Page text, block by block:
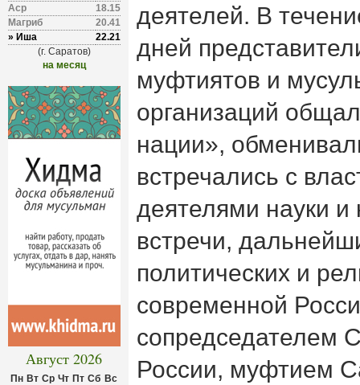
Аср
18.15
Магриб
20.41
» Иша
22.21
(г. Саратов)
на месяц
Август 2026
Пн Вт Ср Чт Пт Сб Вс
деятелей. В
дней
муфтиятов и
организаций
нации»,
встречались с
деятелями науки и
встречи,
политических и
современной
сопредседателем
России, муфтием